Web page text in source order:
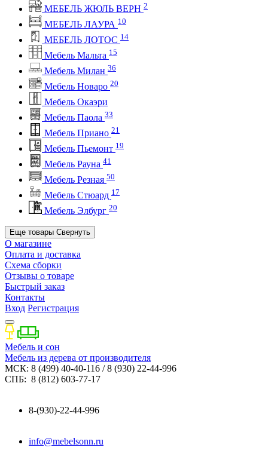
МЕБЕЛЬ ЖЮЛЬ ВЕРН 2
МЕБЕЛЬ ЛАУРА 10
МЕБЕЛЬ ЛОТОС 14
Мебель Мальта 15
Мебель Милан 36
Мебель Новаро 20
Мебель Окаэри
Мебель Паола 33
Мебель Приано 21
Мебель Пьемонт 19
Мебель Рауна 41
Мебель Резная 50
Мебель Стюард 17
Мебель Элбург 20
Еще товары Свернуть
О магазине
Оплата и доставка
Схема сборки
Отзывы о товаре
Быстрый заказ
Контакты
Вход Регистрация
Мебель и сон
Мебель из дерева от производителя
МСК: 8 (499) 40-40-116 / 8 (930) 22-44-996
СПБ: 8 (812) 603-77-17
8-(930)-22-44-996
info@mebelsonn.ru